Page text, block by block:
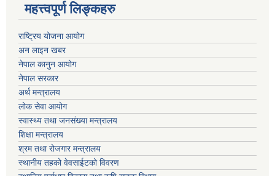
महत्त्वपूर्ण लिङ्कहरु
राष्ट्रिय योजना आयोग
अन लाइन खबर
नेपाल कानुन आयोग
नेपाल सरकार
अर्थ मन्त्रालय
लोक सेवा आयोग
स्वास्थ्य तथा जनसंख्या मन्त्रालय
शिक्षा मन्त्रालय
श्रम तथा रोजगार मन्त्रालय
स्थानीय तहको वेवसाईटको विवरण